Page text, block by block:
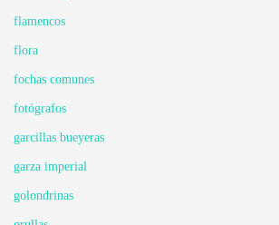
flamencos
flora
fochas comunes
fotógrafos
garcillas bueyeras
garza imperial
golondrinas